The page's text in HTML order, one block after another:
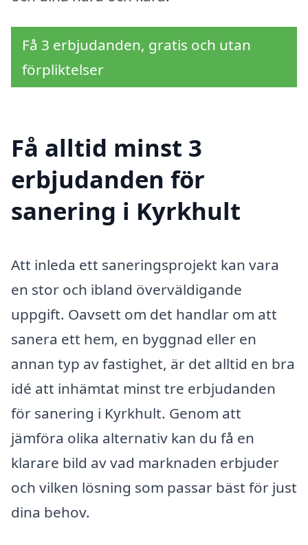
Få 3 erbjudanden, gratis och utan
förpliktelser
Få alltid minst 3
erbjudanden för
sanering i Kyrkhult
Att inleda ett saneringsprojekt kan vara
en stor och ibland överväldigande
uppgift. Oavsett om det handlar om att
sanera ett hem, en byggnad eller en
annan typ av fastighet, är det alltid en bra
idé att inhämtat minst tre erbjudanden
för sanering i Kyrkhult. Genom att
jämföra olika alternativ kan du få en
klarare bild av vad marknaden erbjuder
och vilken lösning som passar bäst för just
dina behov.